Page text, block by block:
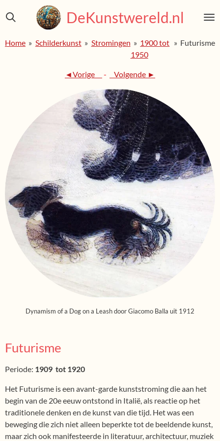
direct
de
DeKunstwereld.nl
Home » Schilderkunst » Stromingen » 1900 tot
1950
» Futurisme
◄Vorige - Volgende ►
Dynamism of a Dog on a Leash door Giacomo Balla uit 1912
Futurisme
Periode: 1909 tot 1920
Het Futurisme is een avant-garde kunststroming die aan het
begin van de 20e eeuw ontstond in Italië, als reactie op het
traditionele denken en de kunst van die tijd. Het was een
beweging die zich niet alleen beperkte tot de beeldende kunst,
maar zich ook manifesteerde in literatuur, architectuur, muziek